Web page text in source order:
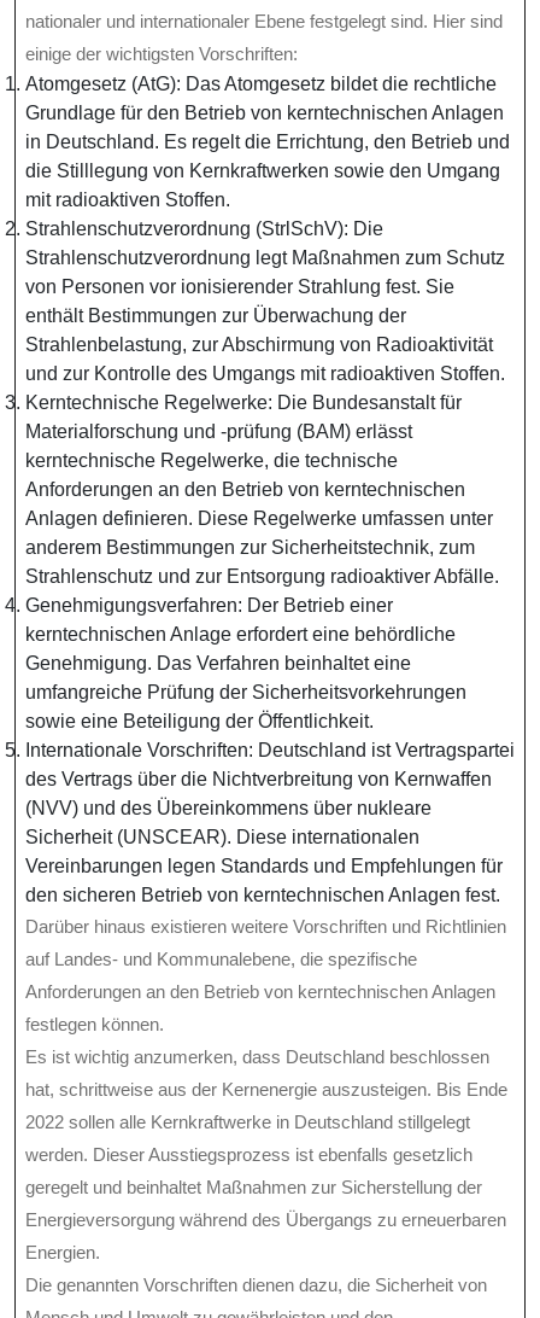
nationaler und internationaler Ebene festgelegt sind. Hier sind
einige der wichtigsten Vorschriften:
Atomgesetz (AtG): Das Atomgesetz bildet die rechtliche
Grundlage für den Betrieb von kerntechnischen Anlagen
in Deutschland. Es regelt die Errichtung, den Betrieb und
die Stilllegung von Kernkraftwerken sowie den Umgang
mit radioaktiven Stoffen.
Strahlenschutzverordnung (StrlSchV): Die
Strahlenschutzverordnung legt Maßnahmen zum Schutz
von Personen vor ionisierender Strahlung fest. Sie
enthält Bestimmungen zur Überwachung der
Strahlenbelastung, zur Abschirmung von Radioaktivität
und zur Kontrolle des Umgangs mit radioaktiven Stoffen.
Kerntechnische Regelwerke: Die Bundesanstalt für
Materialforschung und -prüfung (BAM) erlässt
kerntechnische Regelwerke, die technische
Anforderungen an den Betrieb von kerntechnischen
Anlagen definieren. Diese Regelwerke umfassen unter
anderem Bestimmungen zur Sicherheitstechnik, zum
Strahlenschutz und zur Entsorgung radioaktiver Abfälle.
Genehmigungsverfahren: Der Betrieb einer
kerntechnischen Anlage erfordert eine behördliche
Genehmigung. Das Verfahren beinhaltet eine
umfangreiche Prüfung der Sicherheitsvorkehrungen
sowie eine Beteiligung der Öffentlichkeit.
Internationale Vorschriften: Deutschland ist Vertragspartei
des Vertrags über die Nichtverbreitung von Kernwaffen
(NVV) und des Übereinkommens über nukleare
Sicherheit (UNSCEAR). Diese internationalen
Vereinbarungen legen Standards und Empfehlungen für
den sicheren Betrieb von kerntechnischen Anlagen fest.
Darüber hinaus existieren weitere Vorschriften und Richtlinien
auf Landes- und Kommunalebene, die spezifische
Anforderungen an den Betrieb von kerntechnischen Anlagen
festlegen können.
Es ist wichtig anzumerken, dass Deutschland beschlossen
hat, schrittweise aus der Kernenergie auszusteigen. Bis Ende
2022 sollen alle Kernkraftwerke in Deutschland stillgelegt
werden. Dieser Ausstiegsprozess ist ebenfalls gesetzlich
geregelt und beinhaltet Maßnahmen zur Sicherstellung der
Energieversorgung während des Übergangs zu erneuerbaren
Energien.
Die genannten Vorschriften dienen dazu, die Sicherheit von